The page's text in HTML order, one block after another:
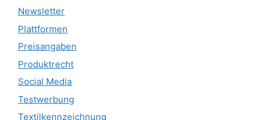
Newsletter
Plattformen
Preisangaben
Produktrecht
Social Media
Testwerbung
Textilkennzeichnung